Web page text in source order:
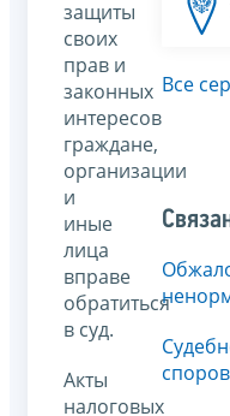
защиты
своих
прав и
законных
интересов
граждане,
организации
и
иные
лица
вправе
обратиться
в суд.
Акты
налоговых
Все
споров